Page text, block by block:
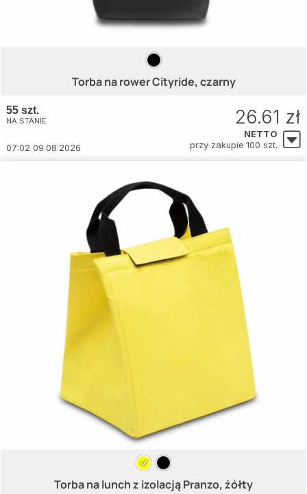
Torba na rower Cityride, czarny
55 szt.
NA STANIE
07:02 09.08.2026
26.61 zł
NETTO
przy zakupie 100 szt.
Torba na lunch z izolacją Pranzo, żółty